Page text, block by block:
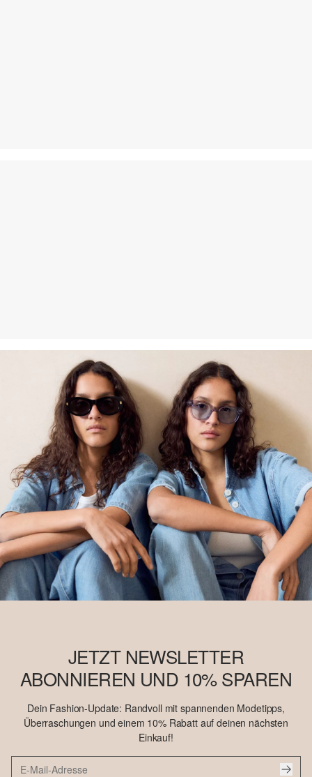
JETZT NEWSLETTER
ABONNIEREN UND 10% SPAREN
Dein Fashion-Update: Randvoll mit spannenden Modetipps,
Überraschungen und einem 10% Rabatt auf deinen nächsten
Einkauf!